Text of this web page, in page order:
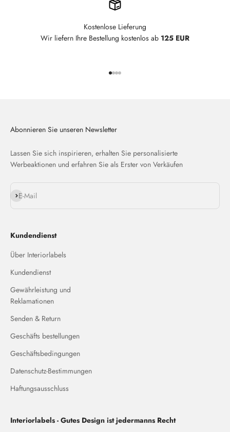
Kostenlose Lieferung
Wir liefern Ihre Bestellung kostenlos ab 125 EUR
Abonnieren Sie unseren Newsletter
Lassen Sie sich inspirieren, erhalten Sie personalisierte
Werbeaktionen und erfahren Sie als Erster von Verkäufen
E-Mail
Abonnieren
Kundendienst
Über Interiorlabels
Kundendienst
Gewährleistung und
Reklamationen
Senden & Return
Geschäfts bestellungen
Geschäftsbedingungen
Datenschutz-Bestimmungen
Haftungsausschluss
Interiorlabels - Gutes Design ist jedermanns Recht